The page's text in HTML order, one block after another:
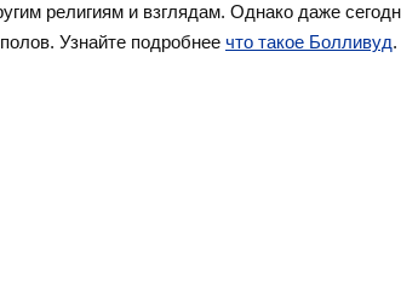
религиям и взглядам. Однако даже
Узнайте подробнее что такое Болливуд.